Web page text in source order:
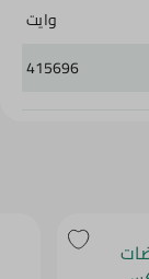
وايت
415696